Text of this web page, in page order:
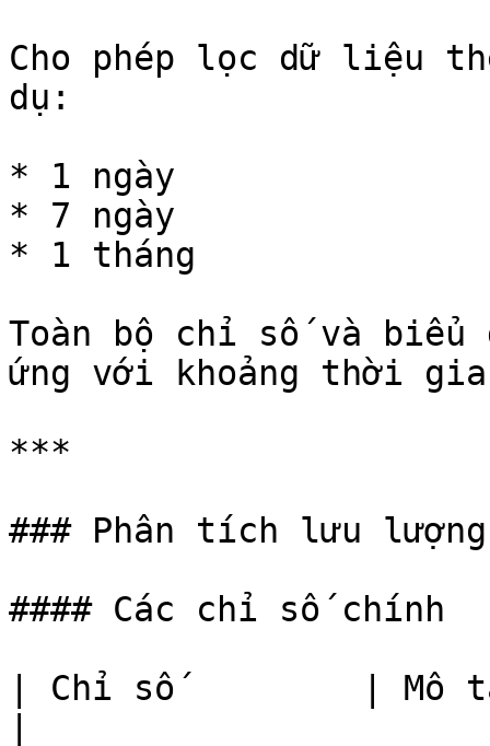
Cho phép lọc dữ liệu
dụ:
* 1 ngày
* 7 ngày
* 1 tháng
Toàn bộ chỉ số và biểu
ứng với khoảng thời
***
### Phân tích lưu lượng
#### Các chỉ số chính
| Chỉ số         | Mô